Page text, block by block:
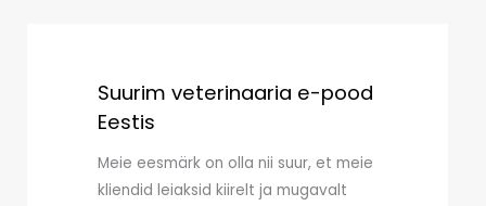
Suurim veterinaaria e-pood
Eestis
Meie eesmärk on olla nii suur, et meie
kliendid leiaksid kiirelt ja mugavalt